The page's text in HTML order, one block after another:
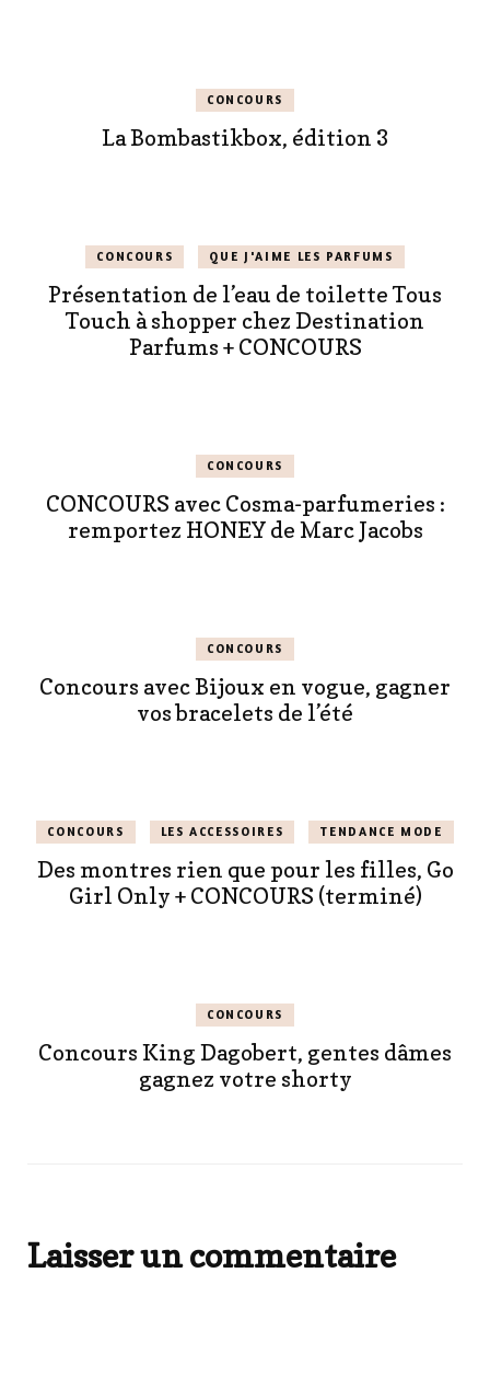
CONCOURS
La Bombastikbox, édition 3
CONCOURS QUE J'AIME LES PARFUMS
Présentation de l’eau de toilette Tous
Touch à shopper chez Destination
Parfums + CONCOURS
CONCOURS
CONCOURS avec Cosma-parfumeries :
remportez HONEY de Marc Jacobs
CONCOURS
Concours avec Bijoux en vogue, gagner
vos bracelets de l’été
CONCOURS LES ACCESSOIRES TENDANCE MODE
Des montres rien que pour les filles, Go
Girl Only + CONCOURS (terminé)
CONCOURS
Concours King Dagobert, gentes dâmes
gagnez votre shorty
Laisser un commentaire